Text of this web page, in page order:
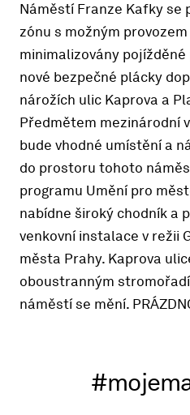
Náměstí Franze Kafky se
zónu s možným
minimalizovány
nové bezpečné plácky
nárožích ulic Kaprova a
Předmětem mezinárodní
bude vhodné umístění a
do prostoru tohoto
programu Umění pro
nabídne široký chodník a
venkovní instalace v režii
města Prahy. Kaprova
oboustranným
náměstí se mění.